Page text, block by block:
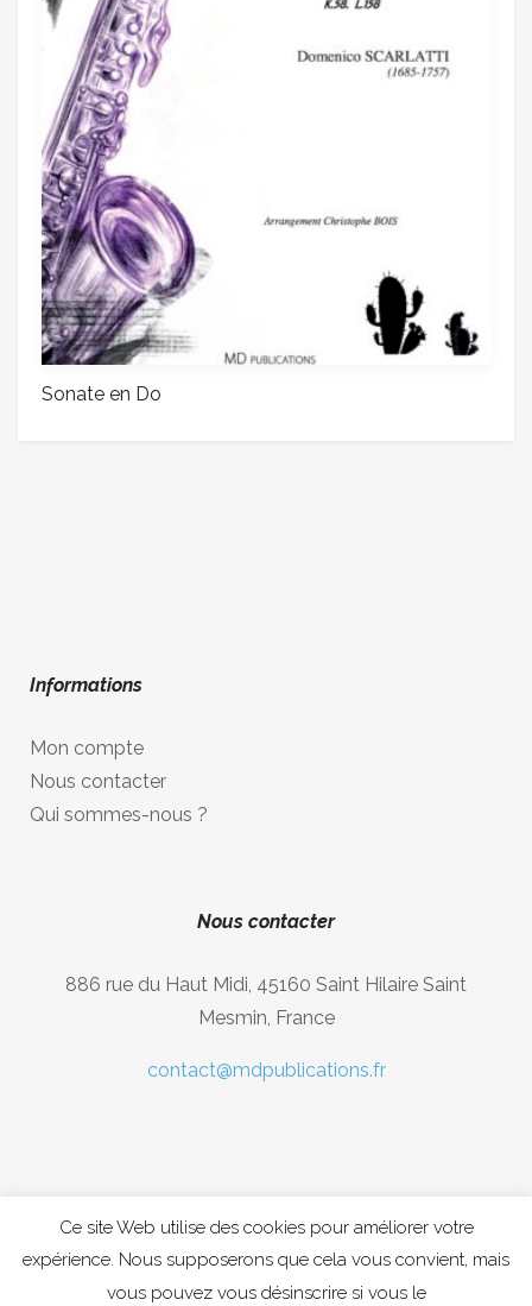
Sonate en Do
Informations
Mon compte
Nous contacter
Qui sommes-nous ?
Nous contacter
886 rue du Haut Midi, 45160 Saint Hilaire Saint
Mesmin, France
contact@mdpublications.fr
Copyright © 2020 MDpublications, Musique Diastema
Publications
Ce site Web utilise des cookies pour améliorer votre
expérience. Nous supposerons que cela vous convient, mais
vous pouvez vous désinscrire si vous le